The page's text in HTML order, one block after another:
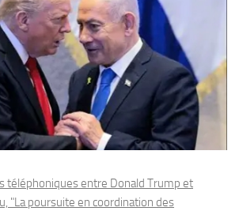
téléphoniques entre Donald Trump et
"La poursuite en coordination des